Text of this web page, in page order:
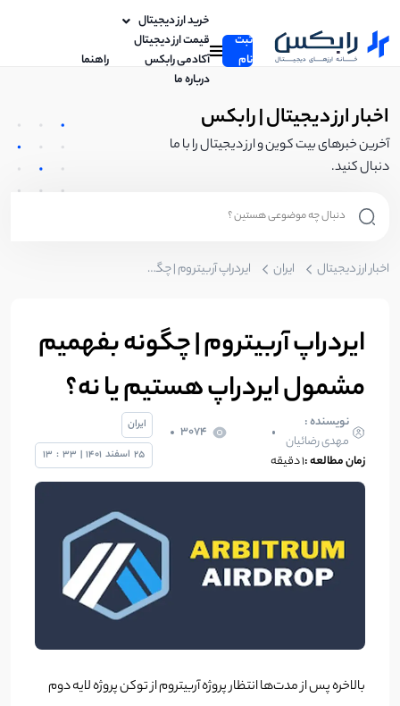
ثبت
نام
خرید ارز دیجیتال
قیمت ارز دیجیتال
آکادمی رابکس
راهنما
درباره ما
اخبار ارز دیجیتال | رابکس
آخرین خبرهای بیت کوین و ارز دیجیتال را با ما
دنبال کنید.
اخبار ارز دیجیتال ایران ایردراپ آربیتروم | چگونه بفهمیم مشمول ایردراپ هستیم یا نه؟
ایردراپ آربیتروم | چگونه بفهمیم
مشمول ایردراپ هستیم یا نه؟
نویسنده :
مهدی رضائیان
3074
زمان مطالعه :1 دقیقه
ایران
25 اسفند 1401
|
33
:
13
بالاخره پس از مدت‌ها انتظار پروژه آربیتروم از توکن پروژه لایه دوم